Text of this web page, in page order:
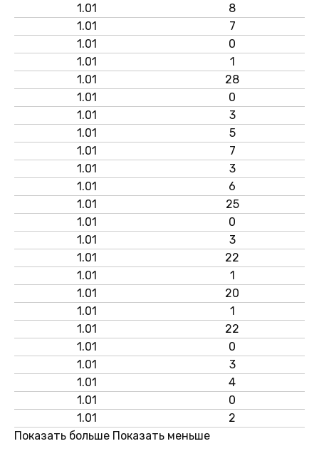
1.01
8
1.01
7
1.01
0
1.01
1
1.01
28
1.01
0
1.01
3
1.01
5
1.01
7
1.01
3
1.01
6
1.01
25
1.01
0
1.01
3
1.01
22
1.01
1
1.01
20
1.01
1
1.01
22
1.01
0
1.01
3
1.01
4
1.01
0
1.01
2
Показать больше Показать меньше